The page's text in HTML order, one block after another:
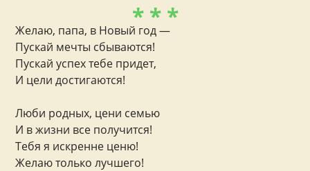
* * *
Желаю, папа, в Новый год —
Пускай мечты сбываются!
Пускай успех тебе придет,
И цели достигаются!
Люби родных, цени семью
И в жизни все получится!
Тебя я искренне ценю!
Желаю только лучшего!